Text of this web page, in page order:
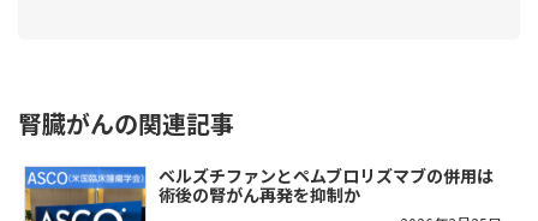
腎臓がんの関連記事
ベルズチファンとペムブロリズマブの併用は
術後の腎がん再発を抑制か